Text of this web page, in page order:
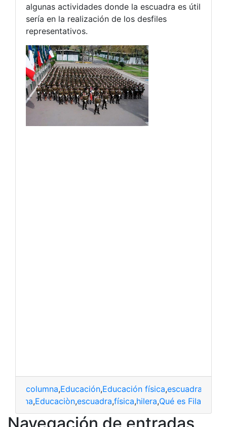
algunas actividades donde la escuadra es útil
sería en la realización de los desfiles
representativos.
columna,Educación,Educación física,escuadra
columna,Educaciòn,escuadra,física,hilera,Qué es Fila